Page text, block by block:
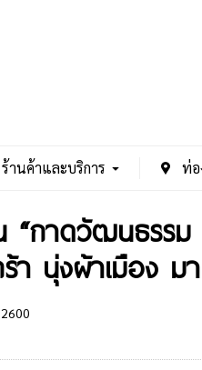
ร้านค้าและบริการ ท่อ
“กาดวัฒนธรร
นุ่งผ้าเมือง ม
2600